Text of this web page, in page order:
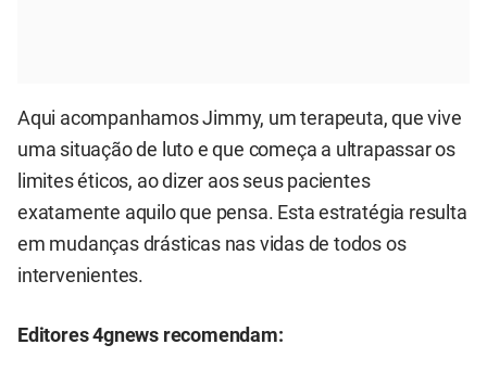
Aqui acompanhamos Jimmy, um terapeuta, que vive
uma situação de luto e que começa a ultrapassar os
limites éticos, ao dizer aos seus pacientes
exatamente aquilo que pensa. Esta estratégia resulta
em mudanças drásticas nas vidas de todos os
intervenientes.
Editores 4gnews recomendam: